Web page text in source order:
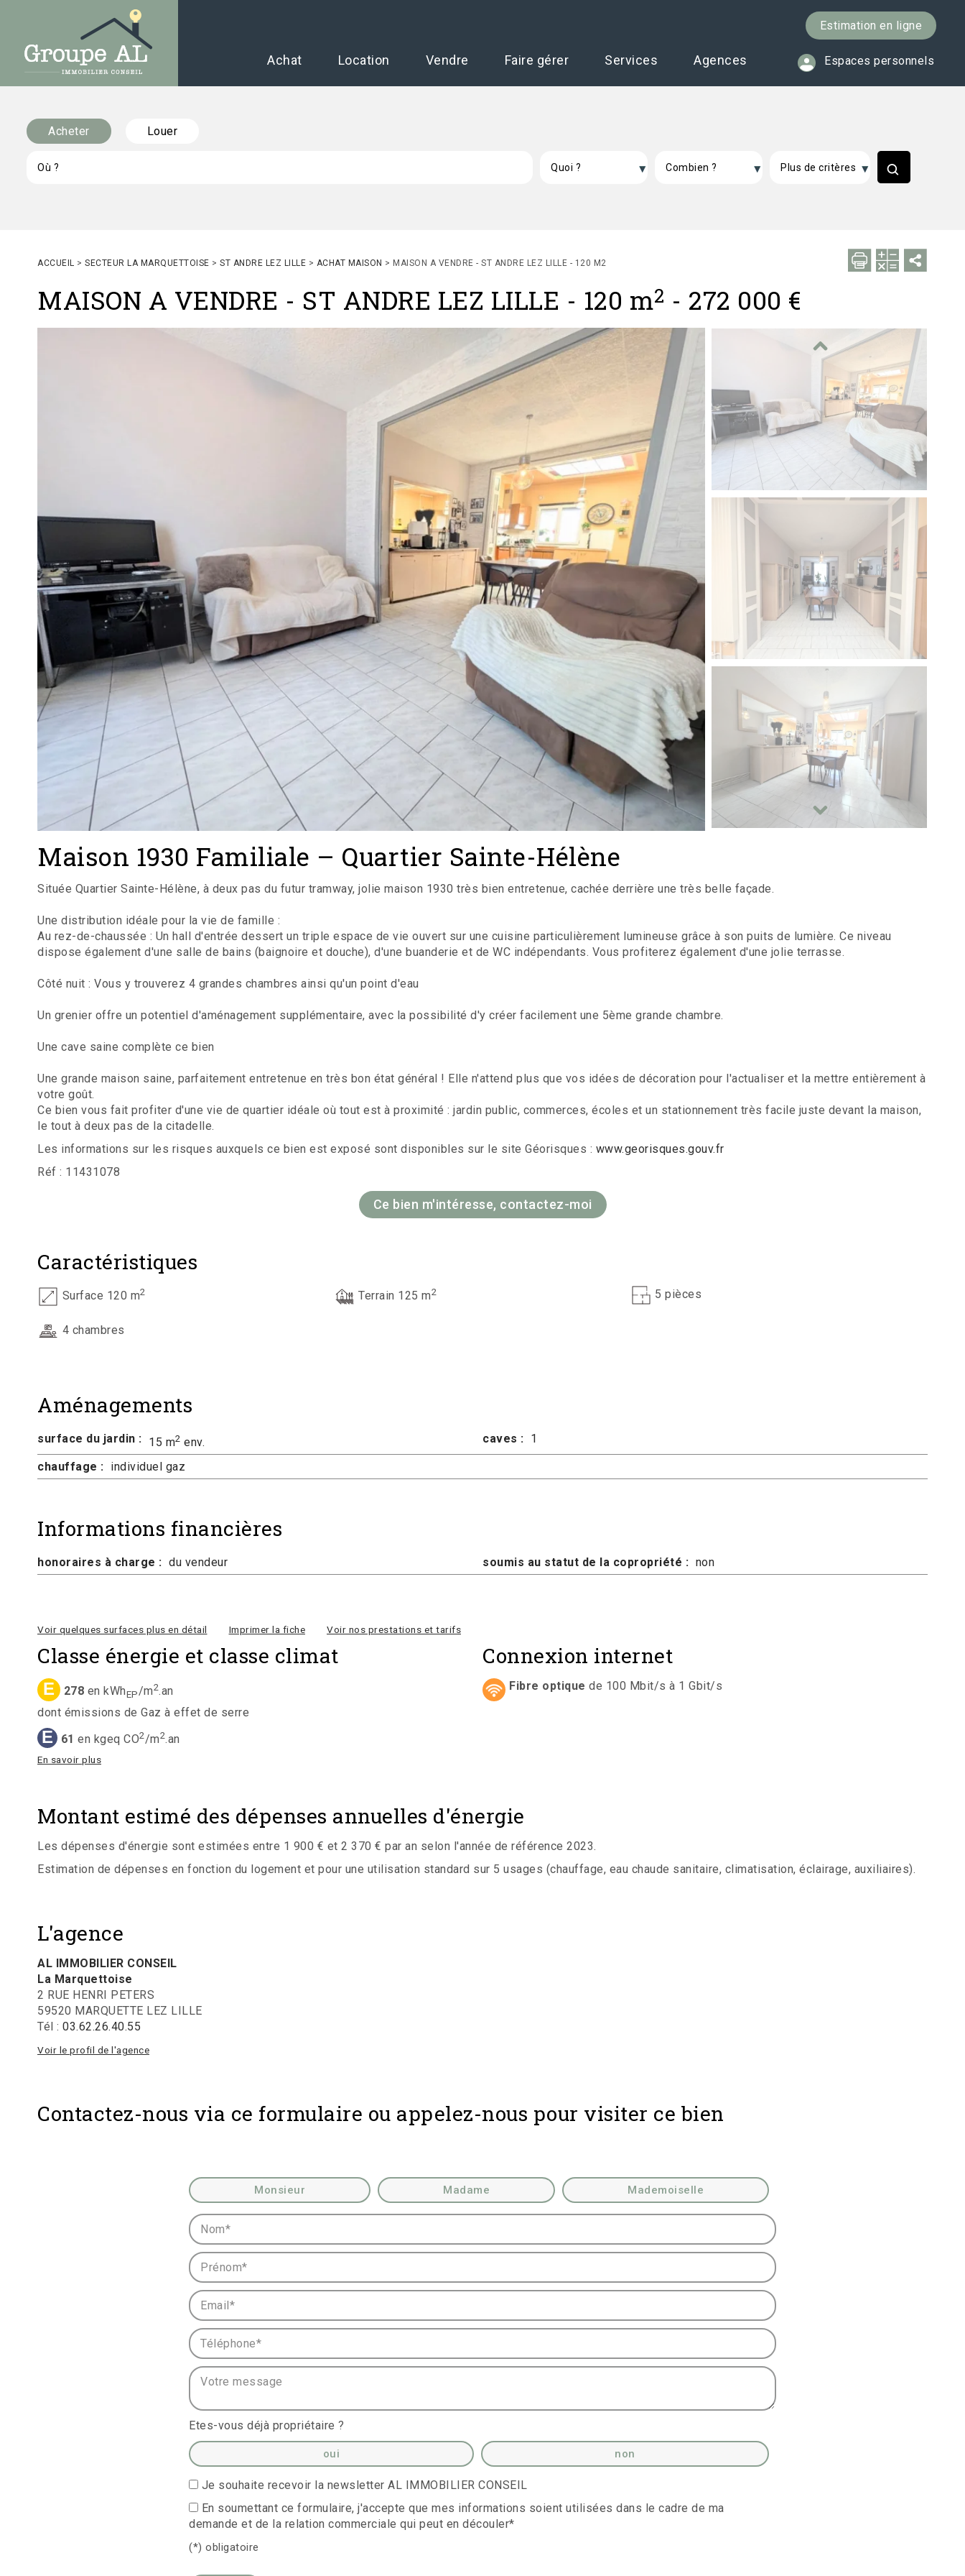
Estimation en ligne
Espaces personnels
Achat Location Vendre Faire gérer Services Agences
Acheter Louer
ACCUEIL > SECTEUR LA MARQUETTOISE > ST ANDRE LEZ LILLE > ACHAT MAISON > MAISON A VENDRE - ST ANDRE LEZ LILLE - 120 M2
MAISON A VENDRE - ST ANDRE LEZ LILLE - 120 m2 - 272 000 €
Maison 1930 Familiale – Quartier Sainte-Hélène
Située Quartier Sainte-Hélène, à deux pas du futur tramway, jolie maison 1930 très bien entretenue, cachée derrière une très belle façade.
Une distribution idéale pour la vie de famille :
Au rez-de-chaussée : Un hall d'entrée dessert un triple espace de vie ouvert sur une cuisine particulièrement lumineuse grâce à son puits de lumière. Ce niveau
dispose également d'une salle de bains (baignoire et douche), d'une buanderie et de WC indépendants. Vous profiterez également d'une jolie terrasse.
Côté nuit : Vous y trouverez 4 grandes chambres ainsi qu'un point d'eau
Un grenier offre un potentiel d'aménagement supplémentaire, avec la possibilité d'y créer facilement une 5ème grande chambre.
Une cave saine complète ce bien
Une grande maison saine, parfaitement entretenue en très bon état général ! Elle n'attend plus que vos idées de décoration pour l'actualiser et la mettre entièrement à
votre goût.
Ce bien vous fait profiter d'une vie de quartier idéale où tout est à proximité : jardin public, commerces, écoles et un stationnement très facile juste devant la maison,
le tout à deux pas de la citadelle.
Les informations sur les risques auxquels ce bien est exposé sont disponibles sur le site Géorisques : www.georisques.gouv.fr
Réf : 11431078
Ce bien m'intéresse, contactez-moi
Caractéristiques
Surface 120 m2 Terrain 125 m2 5 pièces
4 chambres
Aménagements
surface du jardin : 15 m2 env. caves : 1
chauffage : individuel gaz
Informations financières
honoraires à charge : du vendeur soumis au statut de la copropriété : non
Voir quelques surfaces plus en détail Imprimer la fiche Voir nos prestations et tarifs
Classe énergie et classe climat
E 278 en kWhEP/m2.an
dont émissions de Gaz à effet de serre
E 61 en kgeq CO2/m2.an
En savoir plus
Connexion internet
Fibre optique de 100 Mbit/s à 1 Gbit/s
Montant estimé des dépenses annuelles d'énergie
Les dépenses d'énergie sont estimées entre 1 900 € et 2 370 € par an selon l'année de référence 2023.
Estimation de dépenses en fonction du logement et pour une utilisation standard sur 5 usages (chauffage, eau chaude sanitaire, climatisation, éclairage, auxiliaires).
L'agence
AL IMMOBILIER CONSEIL
La Marquettoise
2 RUE HENRI PETERS
59520 MARQUETTE LEZ LILLE
Tél : 03.62.26.40.55
Voir le profil de l'agence
Contactez-nous via ce formulaire ou appelez-nous pour visiter ce bien
Civilité : Monsieur Madame Mademoiselle
Nom* :
Prénom* :
Email* :
Téléphone* :
Votre message :
Etes-vous déjà propriétaire ?
oui non
Je souhaite recevoir la newsletter AL IMMOBILIER CONSEIL
En soumettant ce formulaire, j'accepte que mes informations soient utilisées dans le cadre de ma
demande et de la relation commerciale qui peut en découler*
(*) obligatoire